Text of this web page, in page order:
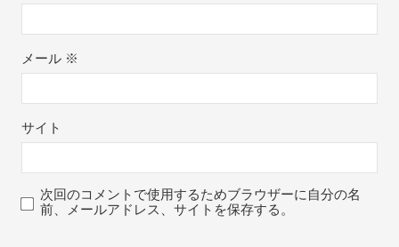
メール ※
サイト
次回のコメントで使用するためブラウザーに自分の名
前、メールアドレス、サイトを保存する。